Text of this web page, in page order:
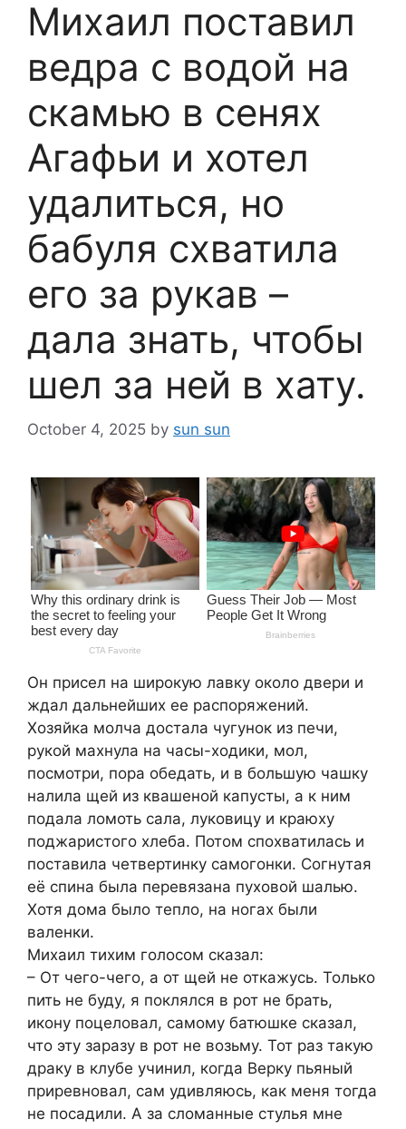
Михаил поставил
ведра с водой на
скамью в сенях
Агафьи и хотел
удалиться, но
бабуля схватила
его за рукав –
дала знать, чтобы
шел за ней в хату.
October 4, 2025 by sun sun
Он присел на широкую лавку около двери и
ждал дальнейших ее распоряжений.
Хозяйка молча достала чугунок из печи,
рукой махнула на часы-ходики, мол,
посмотри, пора обедать, и в большую чашку
налила щей из квашеной капусты, а к ним
подала ломоть сала, луковицу и краюху
поджаристого хлеба. Потом спохватилась и
поставила четвертинку самогонки. Согнутая
её спина была перевязана пуховой шалью.
Хотя дома было тепло, на ногах были
валенки.
Михаил тихим голосом сказал:
– От чего-чего, а от щей не откажусь. Только
пить не буду, я поклялся в рот не брать,
икону поцеловал, самому батюшке сказал,
что эту заразу в рот не возьму. Тот раз такую
драку в клубе учинил, когда Верку пьяный
приревновал, сам удивляюсь, как меня тогда
не посадили. А за сломанные стулья мне